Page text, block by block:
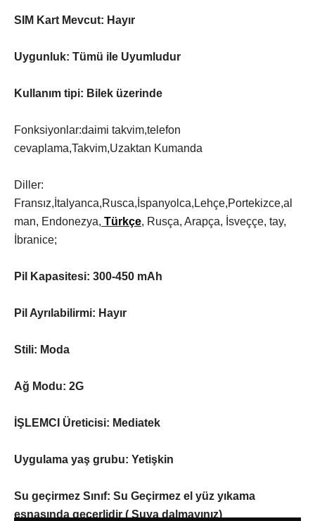
SIM Kart Mevcut: Hayır
Uygunluk: Tümü ile Uyumludur
Kullanım tipi: Bilek üzerinde
Fonksiyonlar:daimi takvim,telefon
cevaplama,Takvim,Uzaktan Kumanda
Diller:
Fransız,İtalyanca,Rusca,İspanyolca,Lehçe,Portekizce,al
man, Endonezya, Türkçe, Rusça, Arapça, İsveççe, tay,
İbranice;
Pil Kapasitesi: 300-450 mAh
Pil Ayrılabilirmi: Hayır
Stili: Moda
Ağ Modu: 2G
İŞLEMCI Üreticisi: Mediatek
Uygulama yaş grubu: Yetişkin
Su geçirmez Sınıf: Su Geçirmez el yüz yıkama
esnasında geçerlidir ( Suya dalmayınız)